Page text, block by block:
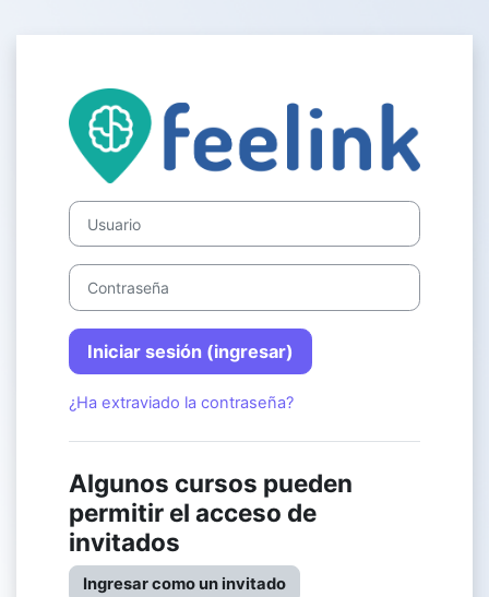
Ingresar a
Usuario
Contraseña
Iniciar sesión (ingresar)
¿Ha extraviado la contraseña?
Algunos cursos pueden
permitir el acceso de
invitados
Ingresar como un invitado